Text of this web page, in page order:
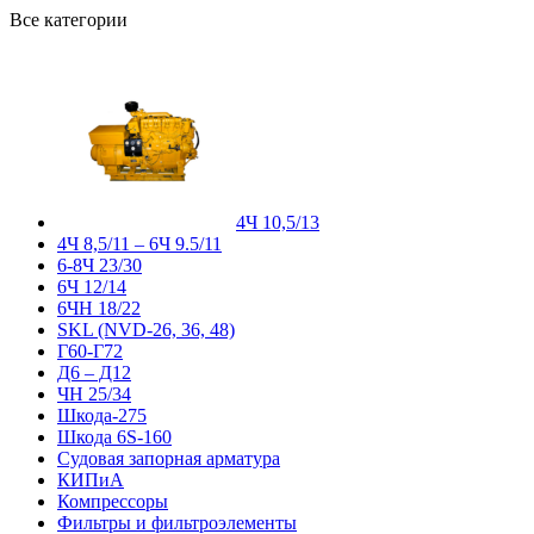
Все категории
4Ч 10,5/13
4Ч 8,5/11 – 6Ч 9.5/11
6-8Ч 23/30
6Ч 12/14
6ЧН 18/22
SKL (NVD-26, 36, 48)
Г60-Г72
Д6 – Д12
ЧН 25/34
Шкода-275
Шкода 6S-160
Судовая запорная арматура
КИПиА
Компрессоры
Фильтры и фильтроэлементы